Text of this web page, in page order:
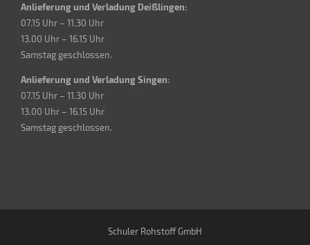
Anlieferung und Verladung Deißlingen:
07.15 Uhr – 11.30 Uhr
13.00 Uhr – 16.15 Uhr
Samstag geschlossen.
Anlieferung und Verladung Singen:
07.15 Uhr – 11.30 Uhr
13.00 Uhr – 16.15 Uhr
Samstag geschlossen.
Schuler Rohstoff GmbH